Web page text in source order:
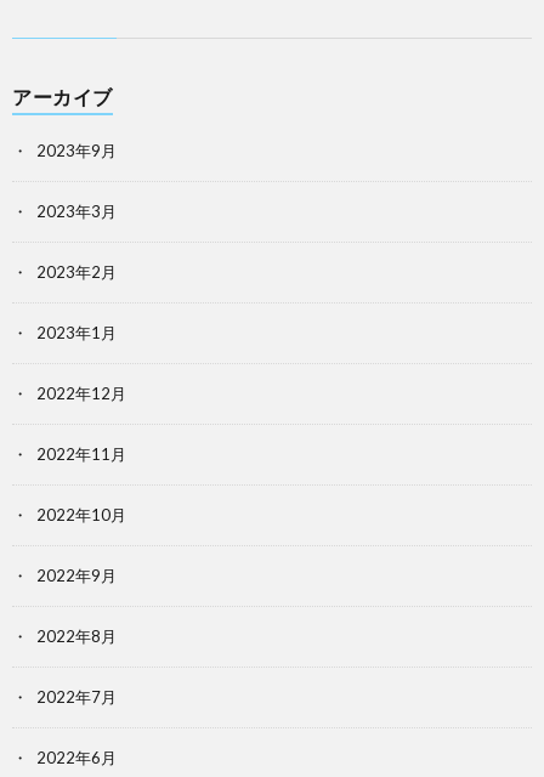
アーカイブ
2023年9月
2023年3月
2023年2月
2023年1月
2022年12月
2022年11月
2022年10月
2022年9月
2022年8月
2022年7月
2022年6月